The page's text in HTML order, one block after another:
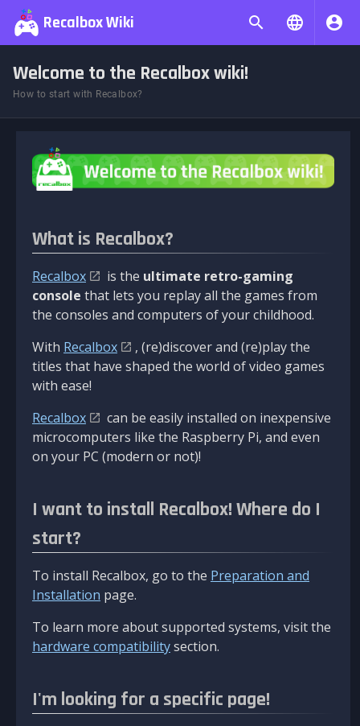
Recalbox Wiki
Welcome to the Recalbox wiki!
How to start with Recalbox?
What is Recalbox?
Recalbox is the ultimate retro-gaming
console that lets you replay all the games from
the consoles and computers of your childhood.
With Recalbox
, (re)discover and (re)play the
titles that have shaped the world of video games
with ease!
Recalbox
can be easily installed on inexpensive
microcomputers like the Raspberry Pi, and even
on your PC (modern or not)!
I want to install Recalbox! Where do I
start?
To install Recalbox, go to the Preparation and
Installation page.
To learn more about supported systems, visit the
hardware compatibilitysection.
I'm looking for a specific page!